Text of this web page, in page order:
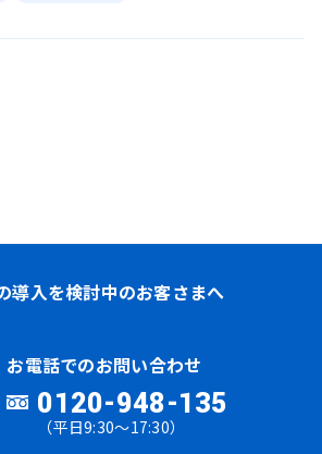
導入を検討中のお客さまへ
お電話でのお問い合わせ
0120-948-135
（平日9:30～17:30）